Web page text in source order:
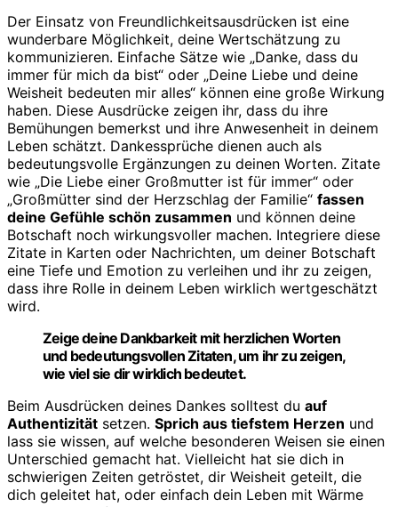
Der Einsatz von Freundlichkeitsausdrücken ist eine
wunderbare Möglichkeit, deine Wertschätzung zu
kommunizieren. Einfache Sätze wie „Danke, dass du
immer für mich da bist“ oder „Deine Liebe und deine
Weisheit bedeuten mir alles“ können eine große Wirkung
haben. Diese Ausdrücke zeigen ihr, dass du ihre
Bemühungen bemerkst und ihre Anwesenheit in deinem
Leben schätzt. Dankessprüche dienen auch als
bedeutungsvolle Ergänzungen zu deinen Worten. Zitate
wie „Die Liebe einer Großmutter ist für immer“ oder
„Großmütter sind der Herzschlag der Familie“ fassen
deine Gefühle schön zusammen und können deine
Botschaft noch wirkungsvoller machen. Integriere diese
Zitate in Karten oder Nachrichten, um deiner Botschaft
eine Tiefe und Emotion zu verleihen und ihr zu zeigen,
dass ihre Rolle in deinem Leben wirklich wertgeschätzt
wird.
Zeige deine Dankbarkeit mit herzlichen Worten
und bedeutungsvollen Zitaten, um ihr zu zeigen,
wie viel sie dir wirklich bedeutet.
Beim Ausdrücken deines Dankes solltest du auf
Authentizität setzen. Sprich aus tiefstem Herzen und
lass sie wissen, auf welche besonderen Weisen sie einen
Unterschied gemacht hat. Vielleicht hat sie dich in
schwierigen Zeiten getröstet, dir Weisheit geteilt, die
dich geleitet hat, oder einfach dein Leben mit Wärme